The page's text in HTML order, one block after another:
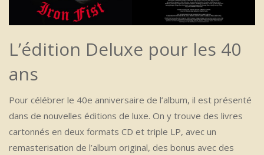
L’édition Deluxe pour les 40
ans
Pour célébrer le 40e anniversaire de l’album, il est présenté
dans de nouvelles éditions de luxe. On y trouve des livres
cartonnés en deux formats CD et triple LP, avec un
remasterisation de l’album original, des bonus avec des